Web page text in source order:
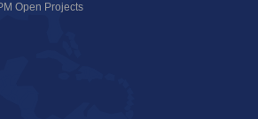
Open Projects